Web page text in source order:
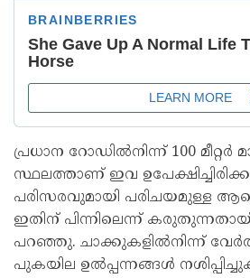
പ്രധാന റോഡിൽനിന്ന് 100 മീറ്റർ
സ്ഥലത്താണ് ഇവ
പരിസരവുമായി പരിചയമുള്ള
ഇതിന് പിന്നിലെന്ന്
പറഞ്ഞു. ചാക്കുകളിൽനിന്ന്
പുകയില ഉൽപ്പന്നങ്ങൾ